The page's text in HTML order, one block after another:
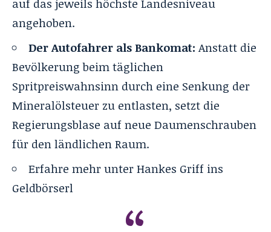
auf das jeweils höchste Landesniveau
angehoben.
Der Autofahrer als Bankomat: Anstatt die
Bevölkerung beim täglichen
Spritpreiswahnsinn durch eine Senkung der
Mineralölsteuer zu entlasten, setzt die
Regierungsblase auf neue Daumenschrauben
für den ländlichen Raum.
Erfahre mehr unterHankes Griff ins
Geldbörserl